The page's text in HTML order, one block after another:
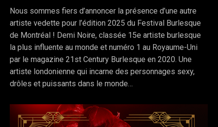
Nous sommes fiers d’annoncer la présence d’une autre
artiste vedette pour l’édition 2025 du Festival Burlesque
de Montréal ! Demi Noire, classée 15e artiste burlesque
la plus influente au monde et numéro 1 au Royaume-Uni
par le magazine 21st Century Burlesque en 2020. Une
artiste londonienne qui incarne des personnages sexy,
drôles et puissants dans le monde…